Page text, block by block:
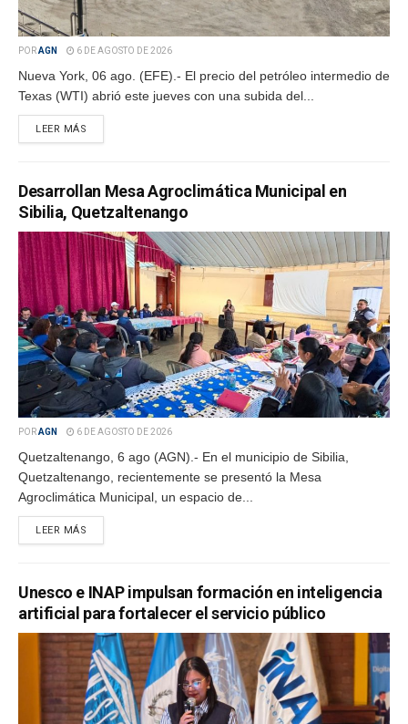
PORAGN 6 DE AGOSTO DE 2026
Nueva York, 06 ago. (EFE).- El precio del petróleo intermedio de
Texas (WTI) abrió este jueves con una subida del...
LEER MÁS
Desarrollan Mesa Agroclimática Municipal en
Sibilia, Quetzaltenango
PORAGN 6 DE AGOSTO DE 2026
Quetzaltenango, 6 ago (AGN).- En el municipio de Sibilia,
Quetzaltenango, recientemente se presentó la Mesa
Agroclimática Municipal, un espacio de...
LEER MÁS
Unesco e INAP impulsan formación en inteligencia
artificial para fortalecer el servicio público